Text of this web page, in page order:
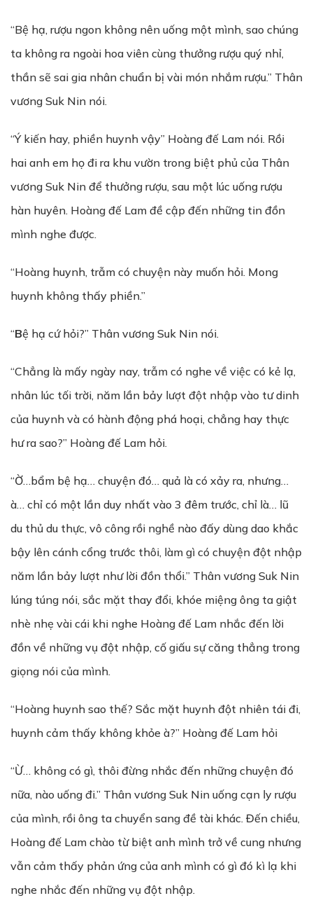
“Bệ hạ, rượu ngon không nên uống một mình, sao chúng
ta không ra ngoài hoa viên cùng thưởng rượu quý nhỉ,
thần sẽ sai gia nhân chuẩn bị vài món nhắm rượu.” Thân
vương Suk Nin nói.
“Ý kiến hay, phiền huynh vậy” Hoàng đế Lam nói. Rồi
hai anh em họ đi ra khu vườn trong biệt phủ của Thân
vương Suk Nin để thưởng rượu, sau một lúc uống rượu
hàn huyên. Hoàng đế Lam đề cập đến những tin đồn
mình nghe được.
“Hoàng huynh, trẫm có chuyện này muốn hỏi. Mong
huynh không thấy phiền.”
“Bệ hạ cứ hỏi?” Thân vương Suk Nin nói.
“Chẳng là mấy ngày nay, trẫm có nghe về việc có kẻ lạ,
nhân lúc tối trời, năm lần bảy lượt đột nhập vào tư dinh
của huynh và có hành động phá hoại, chẳng hay thực
hư ra sao?” Hoàng đế Lam hỏi.
“Ờ…bẩm bệ hạ… chuyện đó… quả là có xảy ra, nhưng…
à… chỉ có một lần duy nhất vào 3 đêm trước, chỉ là… lũ
du thủ du thực, vô công rồi nghề nào đấy dùng dao khắc
bậy lên cánh cổng trước thôi, làm gì có chuyện đột nhập
năm lần bảy lượt như lời đồn thổi.” Thân vương Suk Nin
lúng túng nói, sắc mặt thay đổi, khóe miệng ông ta giật
nhè nhẹ vài cái khi nghe Hoàng đế Lam nhắc đến lời
đồn về những vụ đột nhập, cố giấu sự căng thẳng trong
giọng nói của mình.
“Hoàng huynh sao thế? Sắc mặt huynh đột nhiên tái đi,
huynh cảm thấy không khỏe à?” Hoàng đế Lam hỏi
“Ừ… không có gì, thôi đừng nhắc đến những chuyện đó
nữa, nào uống đi.” Thân vương Suk Nin uống cạn ly rượu
của mình, rồi ông ta chuyển sang đề tài khác. Đến chiều,
Hoàng đế Lam chào từ biệt anh mình trở về cung nhưng
vẫn cảm thấy phản ứng của anh mình có gì đó kì lạ khi
nghe nhắc đến những vụ đột nhập.